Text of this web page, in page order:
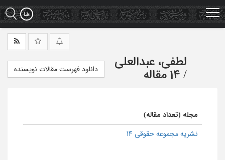
Skip
to
main
لطفی، عبدالعلی
/ 14 مقاله دانلود فهرست مقالات نویسنده
مجله (تعداد مقاله)
نشریه مجموعه حقوقی 14